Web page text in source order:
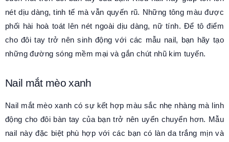
nét dịu dàng, tinh tế mà vẫn quyến rũ. Những tông màu được
phối hài hoà toát lên nét ngoài dịu dàng, nữ tính. Để tô điểm
cho đôi tay trở nên sinh động với các mẫu nail, bạn hãy tạo
những đường sóng mềm mại và gắn chút nhũ kim tuyến.
Nail mắt mèo xanh
Nail mắt mèo xanh có sự kết hợp màu sắc nhẹ nhàng mà linh
động cho đôi bàn tay của bạn trở nên uyển chuyển hơn. Mẫu
nail này đặc biệt phù hợp với các bạn có làn da trắng mịn và